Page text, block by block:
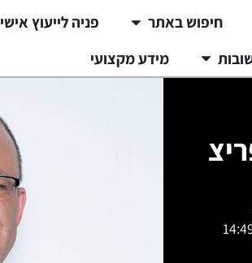
חיפוש באתר
פניה לייעוץ אישי
מידע מקצועי